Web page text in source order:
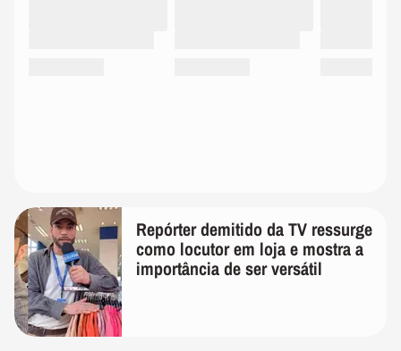
Repórter demitido da TV ressurge
como locutor em loja e mostra a
importância de ser versátil